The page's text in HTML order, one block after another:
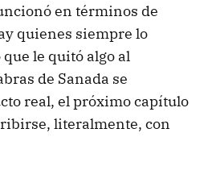
en términos de
quienes siempre lo
le quitó algo al
de Sanada se
real, el próximo capítulo
literalmente, con